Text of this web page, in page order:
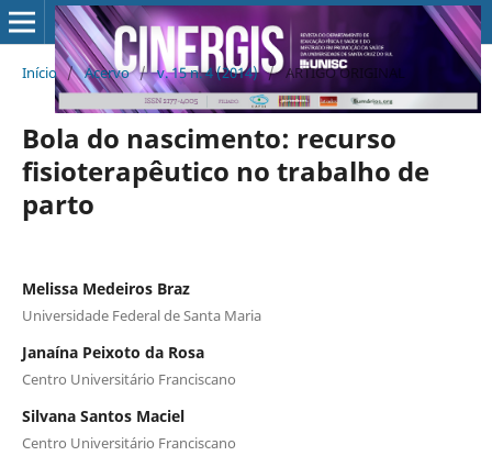
Início / Acervo / v. 15 n. 4 (2014) / ARTIGO ORIGINAL
Bola do nascimento: recurso
fisioterapêutico no trabalho de
parto
Melissa Medeiros Braz
Universidade Federal de Santa Maria
Janaína Peixoto da Rosa
Centro Universitário Franciscano
Silvana Santos Maciel
Centro Universitário Franciscano